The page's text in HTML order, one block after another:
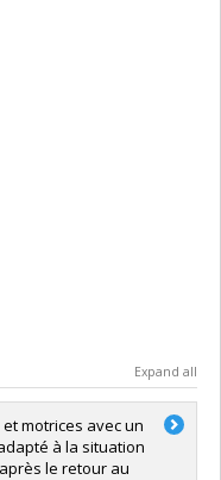
Expand all
motrices avec un
à la situation
le retour au